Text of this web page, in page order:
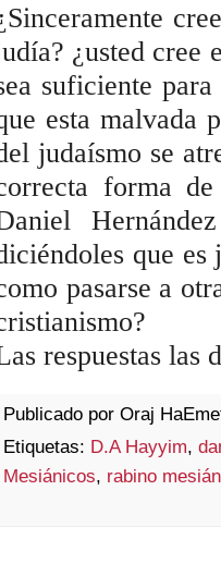
¿usted cree
suficiente
esta malvada
judaísmo se
forma
que es
pasarse a
respuestas las
Publicado por Oraj
Etiquetas: D.A Hayyim,
Mesiánicos, rabino